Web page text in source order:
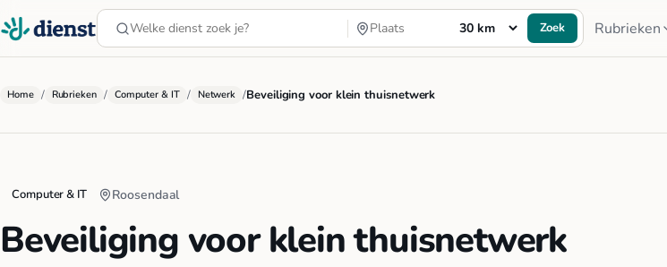
Zoek Rubrieken
Home / Rubrieken / Computer & IT / Netwerk /Beveiliging voor klein thuisnetwerk
Computer & IT Roosendaal
Beveiliging voor klein thuisnetwerk